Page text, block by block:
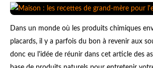
Dans un monde où les produits chimiques
placards, il y a parfois du bon à revenir aux
donc eu l'idée de réunir dans cet article des